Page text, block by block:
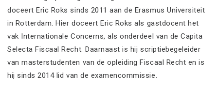
doceert Eric Roks sinds 2011 aan de Erasmus Universiteit
in Rotterdam. Hier doceert Eric Roks als gastdocent het
vak Internationale Concerns, als onderdeel van de Capita
Selecta Fiscaal Recht. Daarnaast is hij scriptiebegeleider
van masterstudenten van de opleiding Fiscaal Recht en is
hij sinds 2014 lid van de examencommissie.